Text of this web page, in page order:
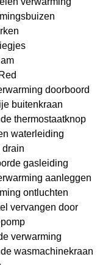
doorboord
buitenkraan
thermostaatknop
waterleiding
drain
gasleiding
aanleggen
ontluchten
vervangen door
verwarming
wasmachinekraan